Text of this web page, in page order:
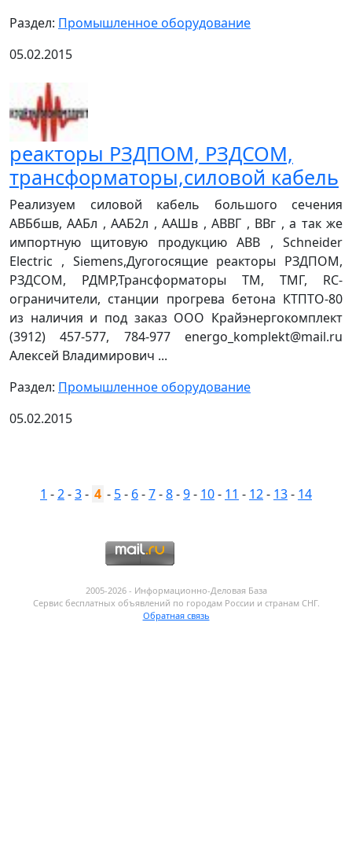
Раздел: Промышленное оборудование
05.02.2015
реакторы РЗДПОМ, РЗДСОМ,
трансформаторы,силовой кабель
Реализуем силовой кабель большого сечения
АВБбшв, ААБл , ААБ2л , ААШв , АВВГ , ВВг , а так же
импортную щитовую продукцию АВВ , Schneider
Electric , Siemens,Дугогосящие реакторы РЗДПОМ,
РЗДСОМ, РДМР,Трансформаторы ТМ, ТМГ, RC-
ограничители, станции прогрева бетона КТПТО-80
из наличия и под заказ ООО Крайэнергокомплект
(3912) 457-577, 784-977 energo_komplekt@mail.ru
Алексей Владимирович ...
Раздел: Промышленное оборудование
05.02.2015
1 -2-3- 4 - 5- 6-7-8-9- 10- 11 - 12- 13- 14
2005-2026 - Информационнo-Деловая База
Сервис бесплатных объявлений по городам России и странам СНГ.
Обратная связь